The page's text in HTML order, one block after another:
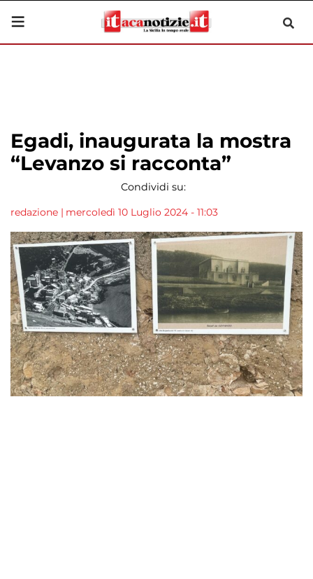
Egadi, inaugurata la mostra
“Levanzo si racconta”
Condividi su:
redazione | mercoledì 10 Luglio 2024 - 11:03